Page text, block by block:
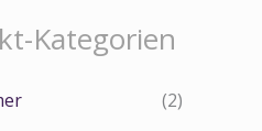
Kategorien
(2)